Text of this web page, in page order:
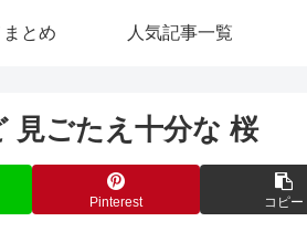
とめ 人気記事一覧
見ごたえ十分な 桜
Pinterest コピー